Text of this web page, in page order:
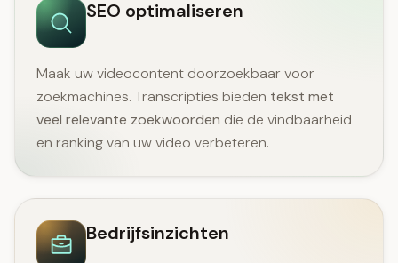
SEO optimaliseren
Maak uw videocontent doorzoekbaar voor
zoekmachines. Transcripties bieden tekst met
veel relevante zoekwoorden die de vindbaarheid
en ranking van uw video verbeteren.
Bedrijfsinzichten